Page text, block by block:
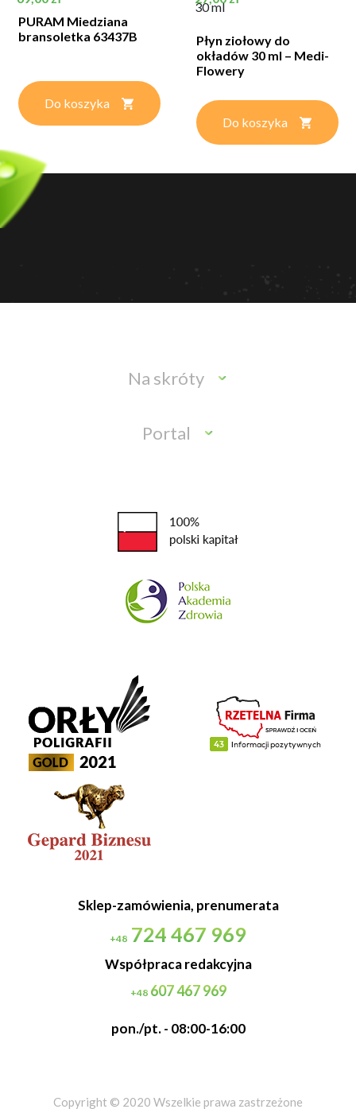
PURAM Miedziana
bransoletka 63437B
Do koszyka
30 ml
Płyn ziołowy do
okładów 30 ml – Medi-
Flowery
Do koszyka
Na skróty
Portal
Sklep-zamówienia, prenumerata
+48 724 467 969
Współpraca redakcyjna
+48607 467 969
pon./pt. - 08:00-16:00
Copyright © 2020 Wszelkie prawa zastrzeżone